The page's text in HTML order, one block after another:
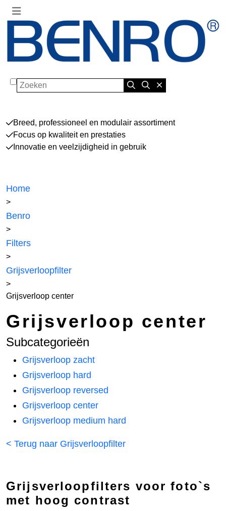
Zoeken
Breed, professioneel en modulair assortiment
Focus op kwaliteit en prestaties
Innovatie en veelzijdigheid in gebruik
Home
>
Benro
>
Filters
>
Grijsverloopfilter
>
Grijsverloop center
Grijsverloop center
Subcategorieën
Grijsverloop zacht
Grijsverloop hard
Grijsverloop reversed
Grijsverloop center
Grijsverloop medium hard
< Terug naar Grijsverloopfilter
Grijsverloopfilters voor foto`s
met hoog contrast